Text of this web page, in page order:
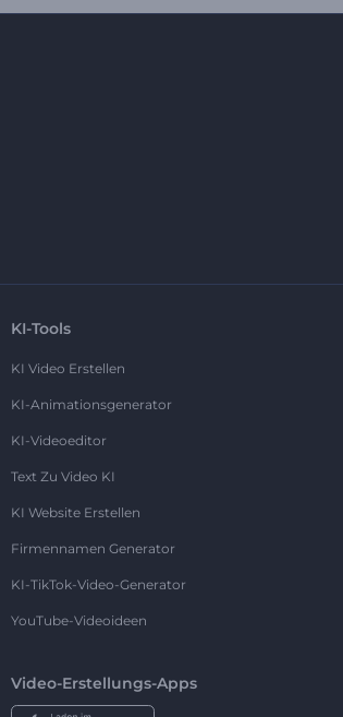
KI-Tools
KI Video Erstellen
KI-Animationsgenerator
KI-Videoeditor
Text Zu Video KI
KI Website Erstellen
Firmennamen Generator
KI-TikTok-Video-Generator
YouTube-Videoideen
Video-Erstellungs-Apps